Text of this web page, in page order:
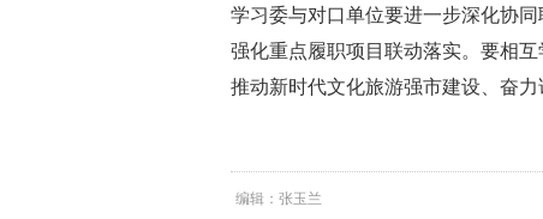
学习委与对口单位要进一步深化协
强化重点履职项目联动落实。要相
推动新时代文化旅游强市建设、奋
编辑：张玉兰